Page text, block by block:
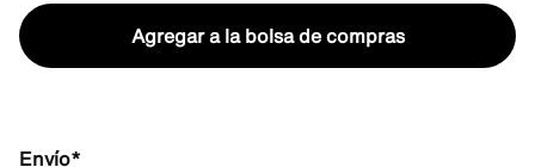
Agregar a la bolsa de compras
Envío*